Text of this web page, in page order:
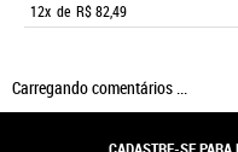
12x de R$ 82,49
Carregando comentários ...